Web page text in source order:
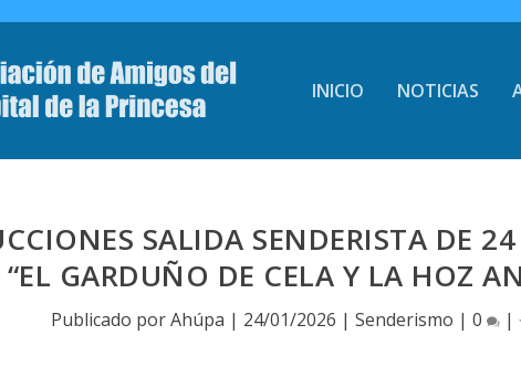
INICIO NOTICIAS
SALIDA SENDERISTA DE
“EL GARDUÑO DE CELA Y LA HOZ
Publicado porAhúpa | 24/01/2026 |Senderismo |0 |